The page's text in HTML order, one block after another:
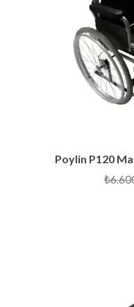
Poylin P120
₺